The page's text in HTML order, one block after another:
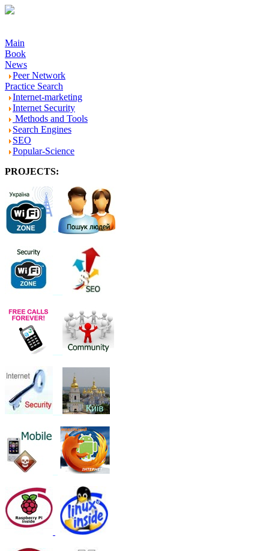
Main
Book
News
Peer Network
Practice Search
Internet-marketing
Internet Security
Methods and Tools
Search Engines
SEO
Popular-Science
PROJECTS:
-